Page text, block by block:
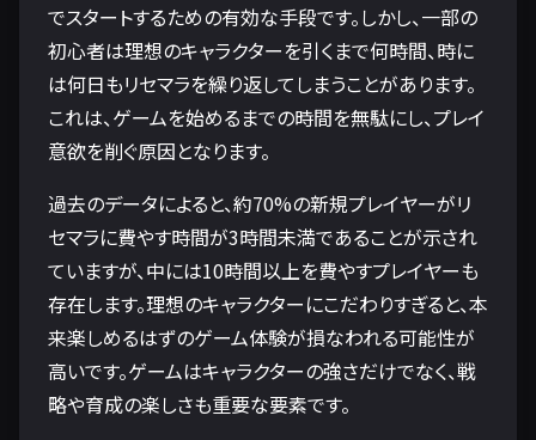
でスタートするための有効な手段です。しかし、一部の
初心者は理想のキャラクターを引くまで何時間、時に
は何日もリセマラを繰り返してしまうことがあります。
これは、ゲームを始めるまでの時間を無駄にし、プレイ
意欲を削ぐ原因となります。
過去のデータによると、約70%の新規プレイヤーがリ
セマラに費やす時間が3時間未満であることが示され
ていますが、中には10時間以上を費やすプレイヤーも
存在します。理想のキャラクターにこだわりすぎると、本
来楽しめるはずのゲーム体験が損なわれる可能性が
高いです。ゲームはキャラクターの強さだけでなく、戦
略や育成の楽しさも重要な要素です。